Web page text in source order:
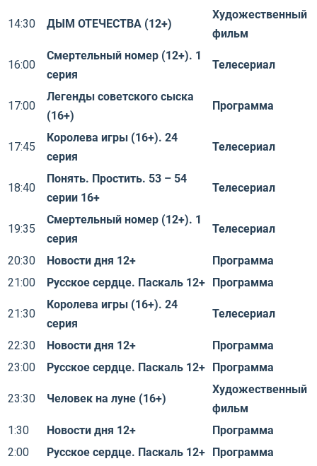
14:30 ДЫМ ОТЕЧЕСТВА (12+)
Художественный
фильм
16:00
Смертельный номер (12+). 1
серия
Телесериал
17:00
Легенды советского сыска
(16+)
Программа
17:45
Королева игры (16+). 24
серия
Телесериал
18:40
Понять. Простить. 53 – 54
серии 16+
Телесериал
19:35
Смертельный номер (12+). 1
серия
Телесериал
20:30 Новости дня 12+
Программа
21:00
Русское сердце. Паскаль 12+ Программа
21:30
Королева игры (16+). 24
серия
Телесериал
22:30 Новости дня 12+
Программа
23:00
Русское сердце. Паскаль 12+ Программа
23:30 Человек на луне (16+)
Художественный
фильм
1:30
Новости дня 12+
Программа
2:00
Русское сердце. Паскаль 12+ Программа